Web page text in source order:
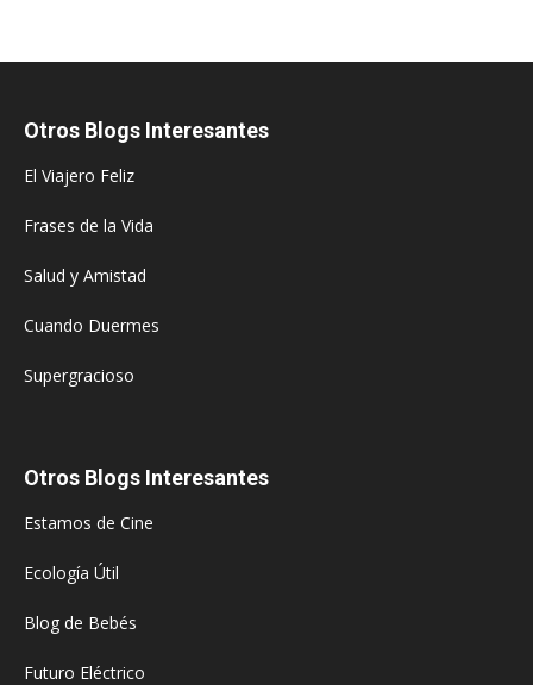
Otros Blogs Interesantes
El Viajero Feliz
Frases de la Vida
Salud y Amistad
Cuando Duermes
Supergracioso
Otros Blogs Interesantes
Estamos de Cine
Ecología Útil
Blog de Bebés
Futuro Eléctrico